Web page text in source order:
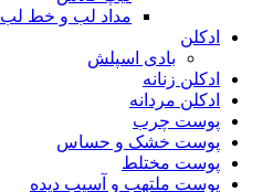
مداد لب و خط لب
ادکلن
بادی اسپلش
ادکلن زنانه
ادکلن مردانه
پوست چرب
پوست خشک و حساس
پوست مختلط
پوست ملتهب و آسیب دیده